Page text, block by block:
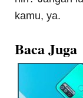
kamu, ya.
Baca Juga